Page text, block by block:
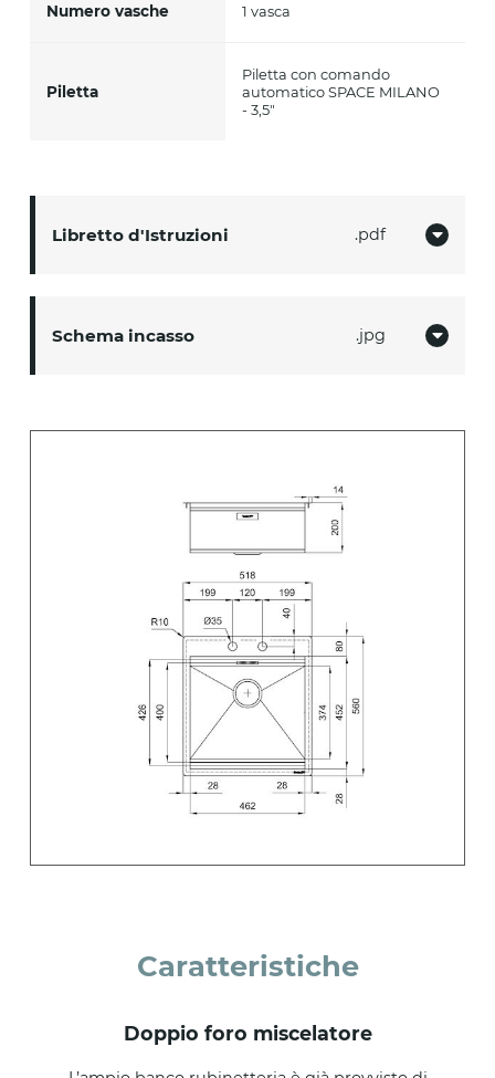
Libretto d'Istruzioni pdf
Schema incasso jpg
Numero vasche 1 vasca
Piletta
Piletta con comando
automatico SPACE MILANO
- 3,5"
Caratteristiche
doppio foro miscelatore